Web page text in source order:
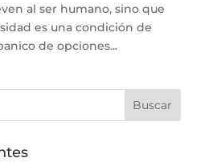
al ser humano, sino que
es una condición de
de opciones...